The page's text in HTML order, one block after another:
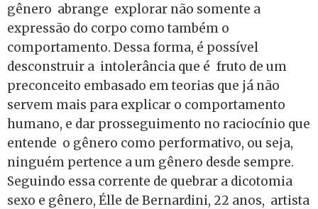
gênero abrange explorar não somente a
expressão do corpo como também o
comportamento. Dessa forma, é possível
desconstruir a intolerância que é fruto de um
preconceito embasado em teorias que já não
servem mais para explicar o comportamento
humano, e dar prosseguimento no raciocínio que
entende o gênero como performativo, ou seja,
ninguém pertence a um gênero desde sempre.
Seguindo essa corrente de quebrar a dicotomia
sexo e gênero, Élle de Bernardini, 22 anos, artista